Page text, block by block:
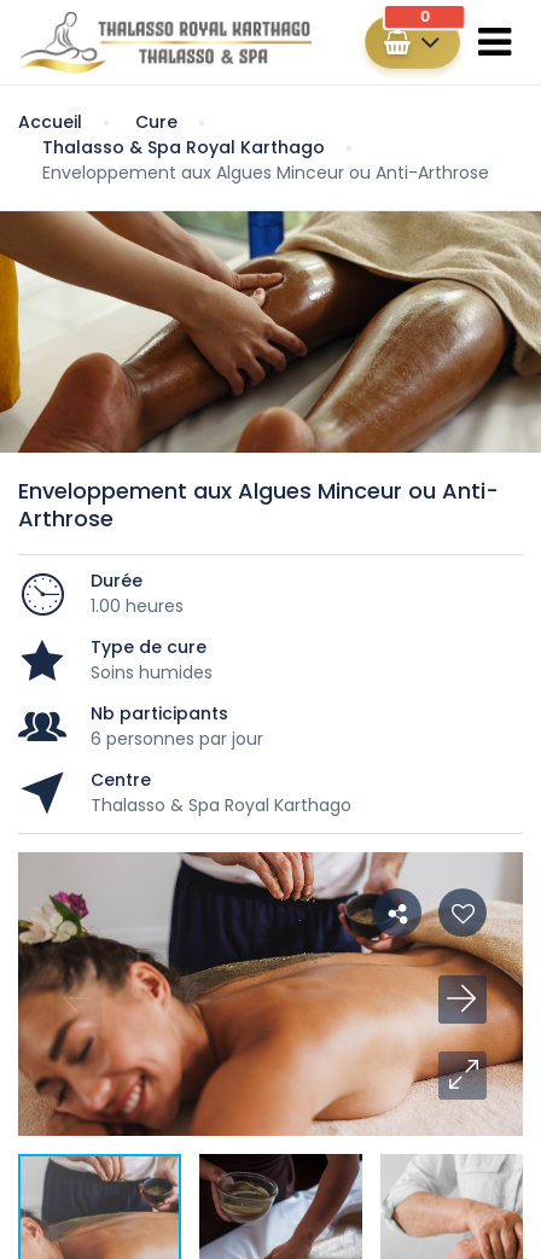
0
Accueil
Cure
Thalasso & Spa Royal Karthago
Enveloppement aux Algues Minceur ou Anti-Arthrose
Enveloppement aux Algues Minceur ou Anti-
Arthrose
Durée
1.00 heures
Type de cure
Soins humides
Nb participants
6 personnes par jour
Centre
Thalasso & Spa Royal Karthago